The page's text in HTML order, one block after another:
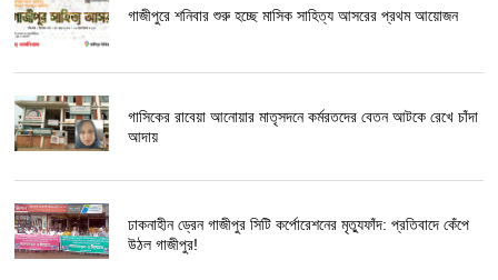
গাজীপুরে শনিবার শুরু হচ্ছে মাসিক সাহিত্য আসরের প্রথম আয়োজন
গাসিকের রাবেয়া আনোয়ার মাতৃসদনে কর্মরতদের বেতন আটকে রেখে চাঁদা
আদায়
ঢাকনাহীন ড্রেন গাজীপুর সিটি কর্পোরেশনের মৃত্যুফাঁদ: প্রতিবাদে কেঁপে
উঠল গাজীপুর!